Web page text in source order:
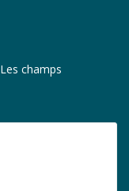
Les champs